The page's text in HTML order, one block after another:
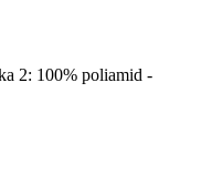
2: 100% poliamid -